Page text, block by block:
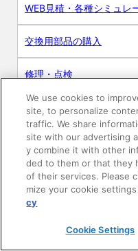
WEB見積・各種シミュレ
交換用部品の購入
修理・点検
お問い合わせ
ログイン
建築・設計関係者様向け
ユーザー登録サービス
WEB見積システム
We use cookies to
site, to personalize
traffic. We share
site with our advertising
y combine it with other
ded to them or that they
of their services. Please
mize your cookie
cy
Cookie Settings